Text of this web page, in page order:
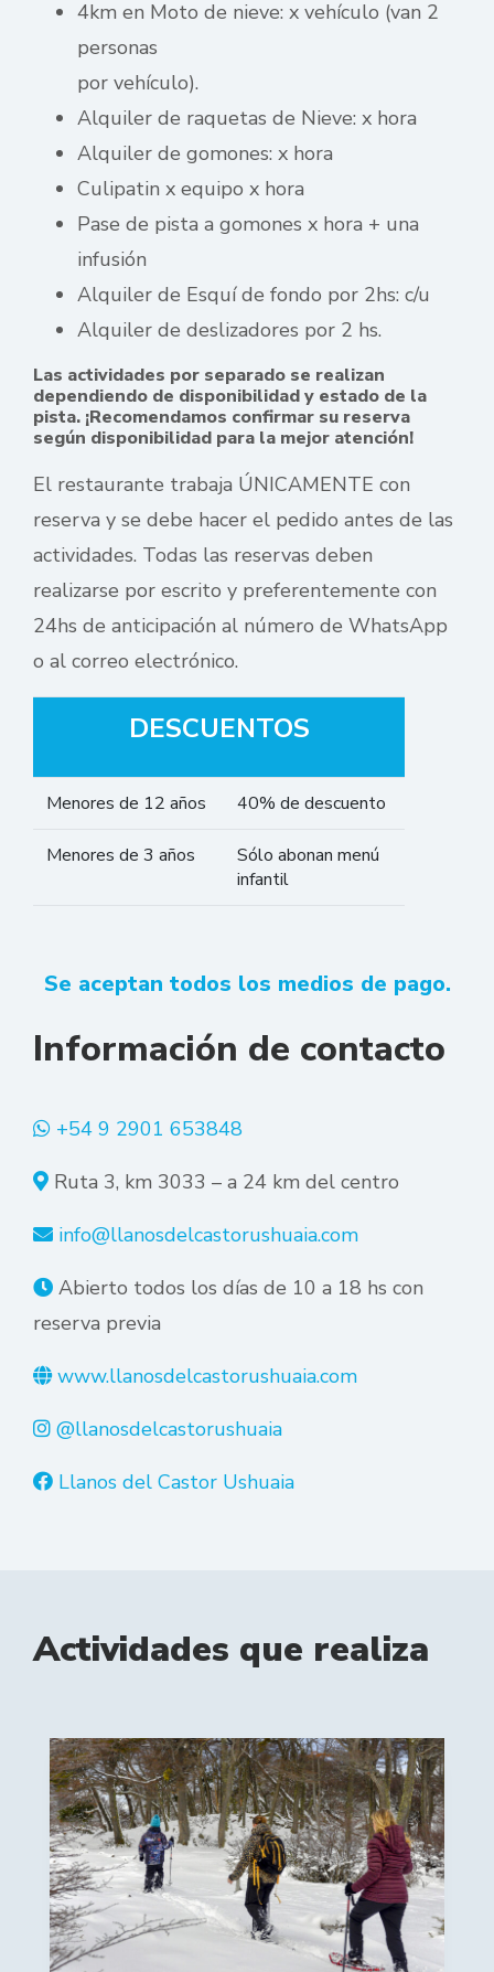
4km en Moto de nieve: x vehículo (van 2
personas
por vehículo).
Alquiler de raquetas de Nieve: x hora
Alquiler de gomones: x hora
Culipatin x equipo x hora
Pase de pista a gomones x hora + una
infusión
Alquiler de Esquí de fondo por 2hs: c/u
Alquiler de deslizadores por 2 hs.
Las actividades por separado se realizan
dependiendo de disponibilidad y estado de la
pista. ¡Recomendamos confirmar su reserva
según disponibilidad para la mejor atención!
El restaurante trabaja ÚNICAMENTE con
reserva y se debe hacer el pedido antes de las
actividades. Todas las reservas deben
realizarse por escrito y preferentemente con
24hs de anticipación al número de WhatsApp
o al correo electrónico.
DESCUENTOS
Menores de 12 años 40% de descuento
Menores de 3 años
Sólo abonan menú
infantil
con certificado de
discapacidad
Se aceptan todos los medios de pago.
Información de contacto
+54 9 2901 653848
Ruta 3, km 3033 – a 24 km del centro
info@llanosdelcastorushuaia.com
Abierto todos los días de 10 a 18 hs con
reserva previa
www.llanosdelcastorushuaia.com
@llanosdelcastorushuaia
Llanos del Castor Ushuaia
Actividades que realiza